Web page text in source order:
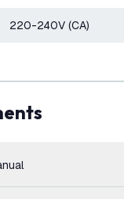
220-240V (CA)